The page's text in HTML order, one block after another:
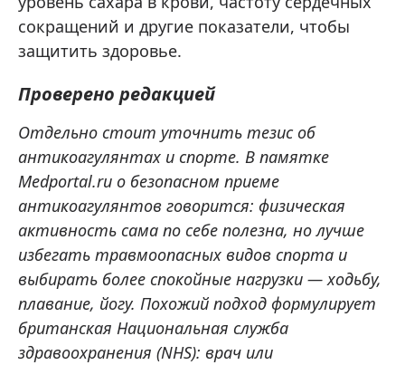
сокращений и другие показатели, чтобы
защитить здоровье.
Проверено редакцией
Отдельно стоит уточнить тезис об
антикоагулянтах и спорте. В памятке
Medportal.ru о безопасном приеме
антикоагулянтов говорится: физическая
активность сама по себе полезна, но лучше
избегать травмоопасных видов спорта и
выбирать более спокойные нагрузки — ходьбу,
плавание, йогу. Похожий подход формулирует
британская Национальная служба
здравоохранения (NHS): врач или